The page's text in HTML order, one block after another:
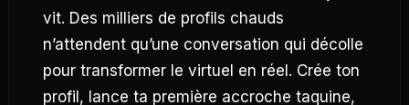
vit. Des milliers de profils chauds
n’attendent qu’une conversation qui décolle
pour transformer le virtuel en réel. Crée ton
profil, lance ta première accroche taquine,